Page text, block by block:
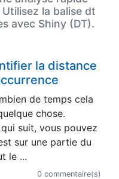
la balise dt
avec Shiny (DT).
la distance
de temps cela
chose.
suit, vous pouvez
sur une partie du
le ...
0 commentaire(s)